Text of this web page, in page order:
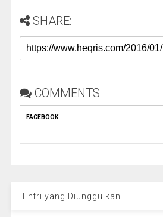
SHARE:
COMMENTS
FACEBOOK:
Entri yang Diunggulkan